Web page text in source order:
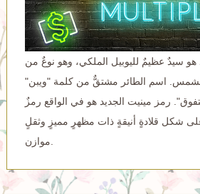
هو سيدٌ عظيمٌ لليوبيل الملكي، وهو نوعٌ من
الشمس. اسم الطائر مشتقٌّ من كلمة "ويبن"
رمز مينيت الجديد هو في الواقع رمزٌ
شكل قلادةٍ أنيقةٍ ذات مظهرٍ مميزٍ وثقلٍ
موازن.